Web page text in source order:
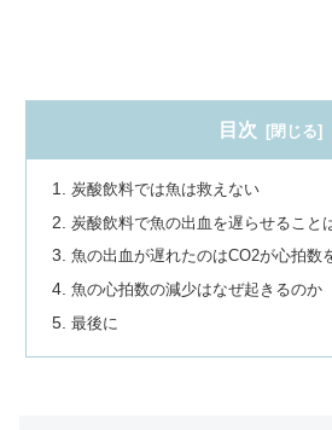
目次
炭酸飲料では魚は救えない
炭酸飲料で魚の出血を遅らせること
魚の出血が遅れたのはCO2が心拍数
魚の心拍数の減少はなぜ起きるのか
最後に